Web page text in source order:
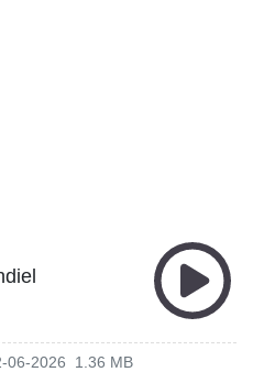
06-2026 1.36 MB